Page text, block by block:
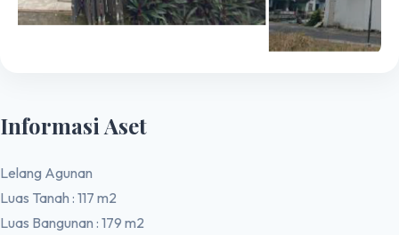
Informasi Aset
Lelang Agunan
Luas Tanah : 117 m2
Luas Bangunan : 179 m2